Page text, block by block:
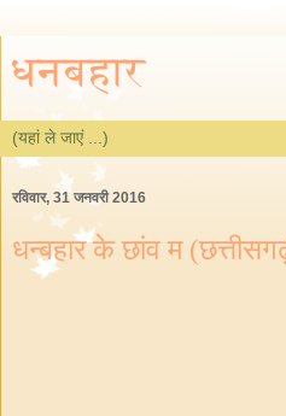
धनबहार
रविवार, 31 जनवरी 2016
धन्बहार के छांव म